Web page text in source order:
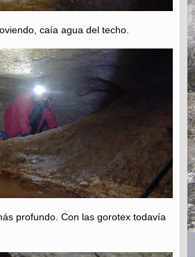
caía agua del techo.
profundo. Con las gorotex todavía